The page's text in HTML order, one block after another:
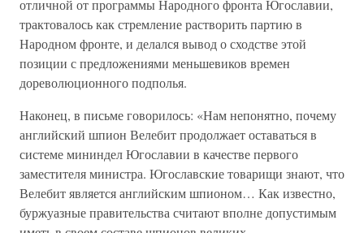
отличной от программы Народного фронта Югославии,
трактовалось как стремление растворить партию в
Народном фронте, и делался вывод о сходстве этой
позиции с предложениями меньшевиков времен
дореволюционного подполья.
Наконец, в письме говорилось: «Нам непонятно, почему
английский шпион Велебит продолжает оставаться в
системе мининдел Югославии в качестве первого
заместителя министра. Югославские товарищи знают, что
Велебит является английским шпионом… Как известно,
буржуазные правительства считают вполне допустимым